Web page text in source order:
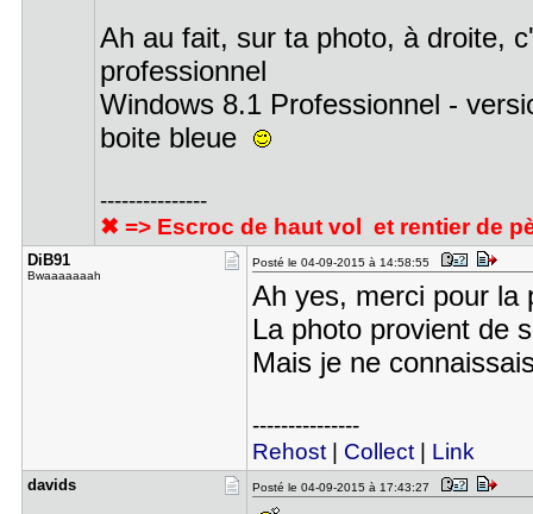
Ah au fait, sur ta photo, à droite,
professionnel
Windows 8.1 Professionnel -
boite bleue
---------------
✖ => Escroc de haut vol et rentier de
DiB91
Bwaaaaaaah
Posté le 04-09-2015 à 14:58:55
Ah yes, merci pour la
La photo provient de
Mais je ne
---------------
Rehost| Collect| Link
davids Posté le 04-09-2015 à 17:43:27